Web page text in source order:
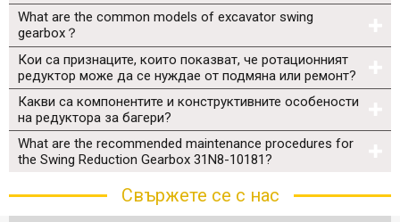
What are the common models of excavator swing
gearbox？
Кои са признаците, които показват, че ротационният
редуктор може да се нуждае от подмяна или ремонт?
Какви са компонентите и конструктивните особености
на редуктора за багери?
What are the recommended maintenance procedures for
the Swing Reduction Gearbox 31N8-10181?
Свържете се с нас